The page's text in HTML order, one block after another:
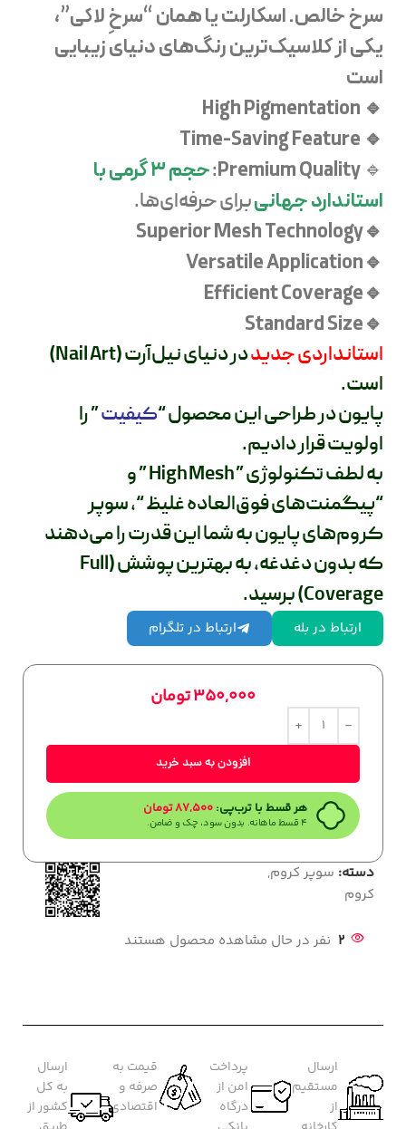
سرخ خالص. اسکارلت یا همان “سرخِ لاکی”،
یکی از کلاسیک‌ترین رنگ‌های دنیای زیبایی
است
🔹 High Pigmentation
🔹 Time-Saving Feature
🔹
:
حجم ۳ گرمی با
استاندارد جهانیبرای حرفه‌ای‌ها.
🔹Superior Mesh Technology
🔹Versatile Application
🔹Efficient Coverage
🔹Standard Size
استانداردی جدید
در دنیای نیل‌آرت (Nail Art)
است.
پایون در طراحی این محصول “کیفیت” را
اولویت قرار دادیم.
به لطف تکنولوژی ” High Mesh ” و
“پیگمنت‌های فوق‌العاده غلیظ “، سوپر
کروم‌های پایون به شما این قدرت را می‌دهند
که بدون دغدغه، به بهترین پوشش (Full
Coverage) برسید.
ارتباط در بله ارتباط در تلگرام
350,000تومان
افزودن به سبد خرید
هر قسط با ترب‌پی: 87,500تومان
۴ قسط ماهانه. بدون سود، چک و ضامن.
دسته: سوپر کروم,
کروم
2 نفر در حال مشاهده محصول هستند
ارسال
مستقیم
از
پرداخت
امن از
درگاه
قیمت به
صرفه و
اقتصادی
ارسال
به کل
کشور از